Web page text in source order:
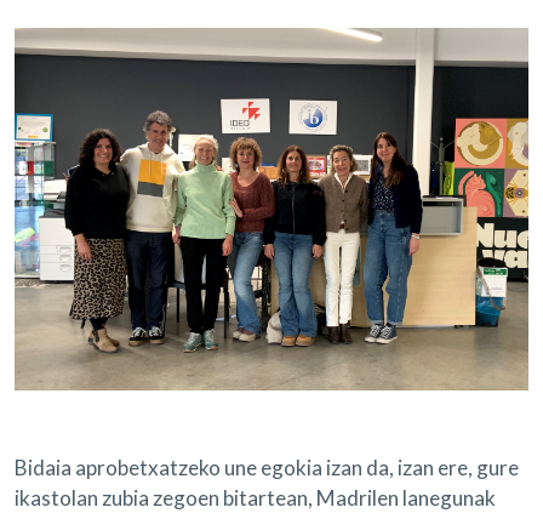
Bidaia aprobetxatzeko une egokia izan da, izan ere, gure
ikastolan zubia zegoen bitartean, Madrilen lanegunak